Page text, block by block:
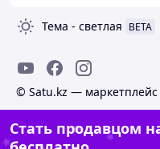
Тема - светлая BETA
© Satu.kz — маркетплейс
Стать продавцом